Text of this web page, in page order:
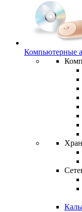
Компьютерные